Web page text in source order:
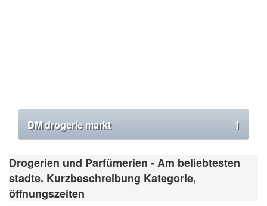
DM drogerie markt 1
Drogerien und Parfümerien - Am beliebtesten
stadte. Kurzbeschreibung Kategorie,
öffnungszeiten